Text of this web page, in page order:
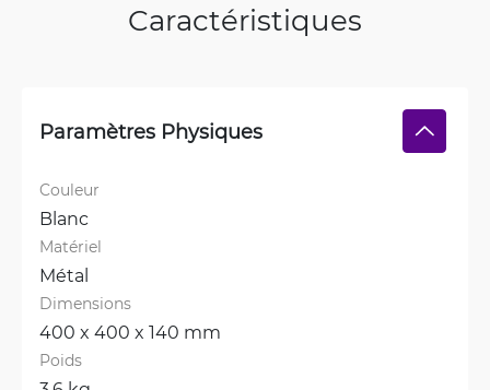
Caractéristiques
Paramètres Physiques
Couleur
Blanc
Matériel
Métal
Dimensions
400 x 400 x 140 mm
Poids